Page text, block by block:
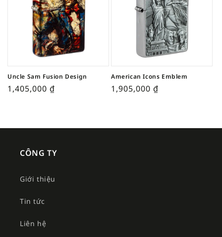
Uncle Sam Fusion Design
1,405,000 ₫
American Icons Emblem
1,905,000 ₫
CÔNG TY
Giới thiệu
Tin tức
Liên hệ